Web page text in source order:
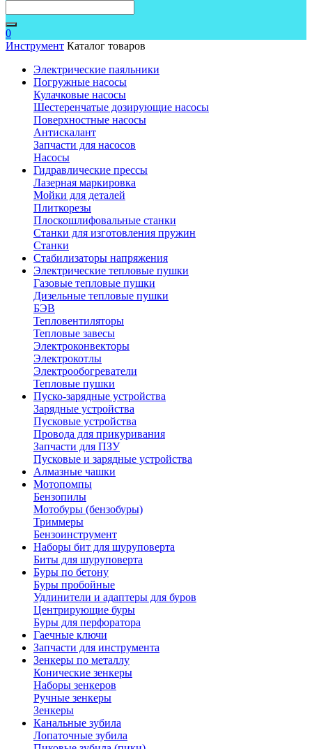
0
Инструмент Каталог товаров
Электрические паяльники
Погружные насосы
Кулачковые насосы
Шестеренчатые дозирующие насосы
Поверхностные насосы
Антискалант
Запчасти для насосов
Насосы
Гидравлические прессы
Лазерная маркировка
Мойки для деталей
Плиткорезы
Плоскошлифовальные станки
Станки для изготовления пружин
Станки
Стабилизаторы напряжения
Электрические тепловые пушки
Газовые тепловые пушки
Дизельные тепловые пушки
БЭВ
Тепловентиляторы
Тепловые завесы
Электроконвекторы
Электрокотлы
Электрообогреватели
Тепловые пушки
Пуско-зарядные устройства
Зарядные устройства
Пусковые устройства
Провода для прикуривания
Запчасти для ПЗУ
Пусковые и зарядные устройства
Алмазные чашки
Мотопомпы
Бензопилы
Мотобуры (бензобуры)
Триммеры
Бензоинструмент
Наборы бит для шуруповерта
Биты для шуруповерта
Буры по бетону
Буры пробойные
Удлинители и адаптеры для буров
Центрирующие буры
Буры для перфоратора
Гаечные ключи
Запчасти для инструмента
Зенкеры по металлу
Конические зенкеры
Наборы зенкеров
Ручные зенкеры
Зенкеры
Канальные зубила
Лопаточные зубила